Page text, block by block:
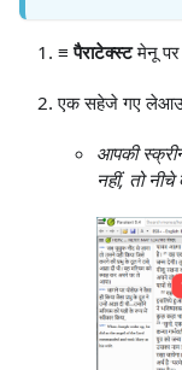
≡ पैराटेक्स्टमेनू
एक सहेजे गए
आपकी
नहीं, तो